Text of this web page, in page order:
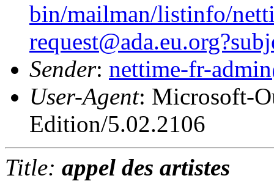
bin/mailman/listinfo/
Sender: nettime-fr-
User-Agent: Microsoft-
Edition/5.02.2106
Title: appel des artistes